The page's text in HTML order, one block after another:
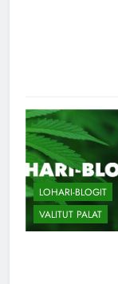
LOHARI-BLOGIT
VALITUT PALAT